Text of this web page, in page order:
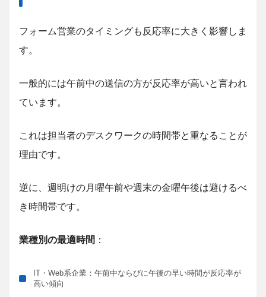
フォーム営業のタイミングも反応率に大きく影響しま
す。
一般的には午前中の送信の方が反応率が高いと言われ
ています。
これは担当者のデスクワークの時間帯と重なることが
理由です。
逆に、週明けの月曜午前や週末の金曜午後は避けるべ
き時間帯です。
業種別の最適時間 ：
IT・Web系企業：午前中ならびに午後の早い時間が反応率が
高い傾向